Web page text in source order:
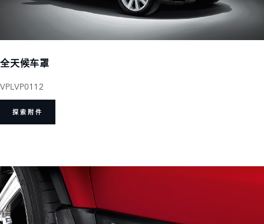
全天候车罩
VPLVP0112
探索附件